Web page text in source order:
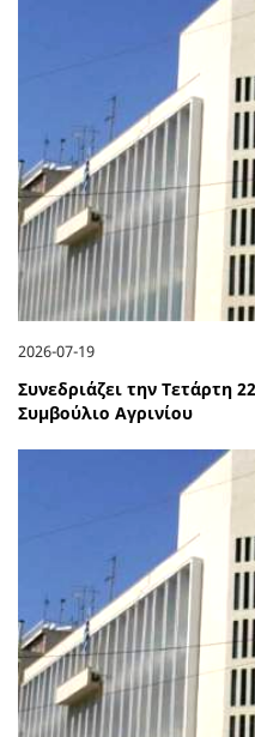
2026-07-19
Συνεδριάζει την Τετάρτη
Συμβούλιο Αγρινίου